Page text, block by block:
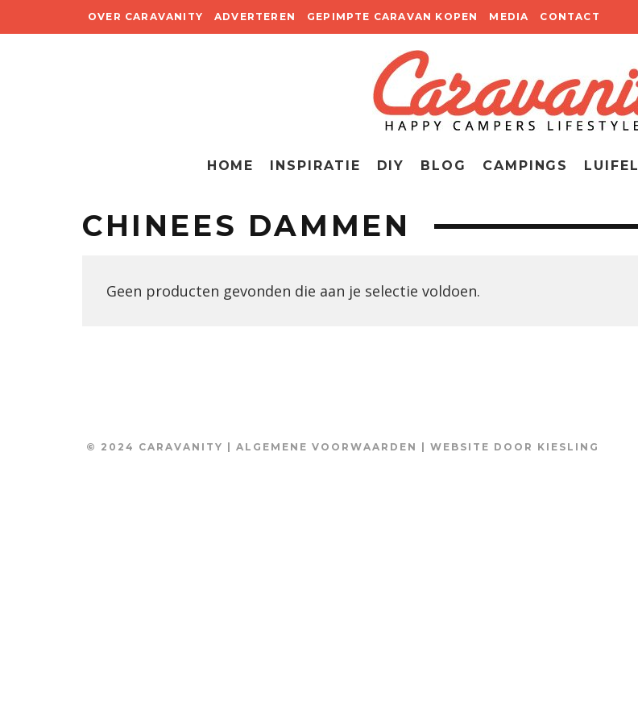
OVER CARAVANITY ADVERTEREN GEPIMPTE CARAVAN KOPEN MEDIA CONTACT
HOME INSPIRATIE DIY BLOG CAMPINGS LUIFEL
CHINEES DAMMEN
Geen producten gevonden die aan je selectie voldoen.
© 2024 CARAVANITY | ALGEMENE VOORWAARDEN | WEBSITE DOOR KIESLING